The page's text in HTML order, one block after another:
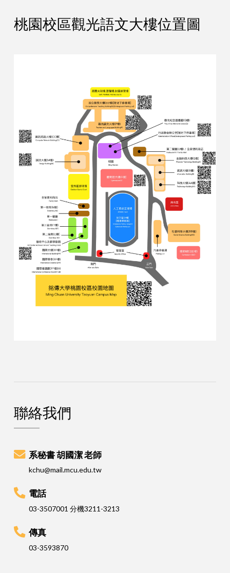
桃園校區觀光語文大樓位置圖
聯絡我們
系秘書 胡國潔 老師
kchu@mail.mcu.edu.tw
電話
03-3507001 分機3211-3213
傳真
03-3593870